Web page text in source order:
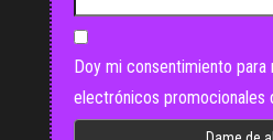
Doy mi consentimiento
electrónicos promocionales